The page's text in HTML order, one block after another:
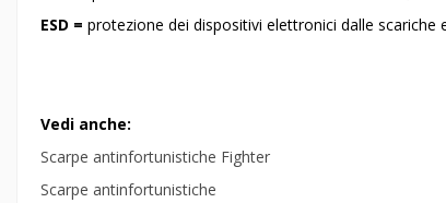
ESD = protezione dei dispositivi elettronici dalle scariche
Vedi anche:
Scarpe antinfortunistiche Fighter
Scarpe antinfortunistiche